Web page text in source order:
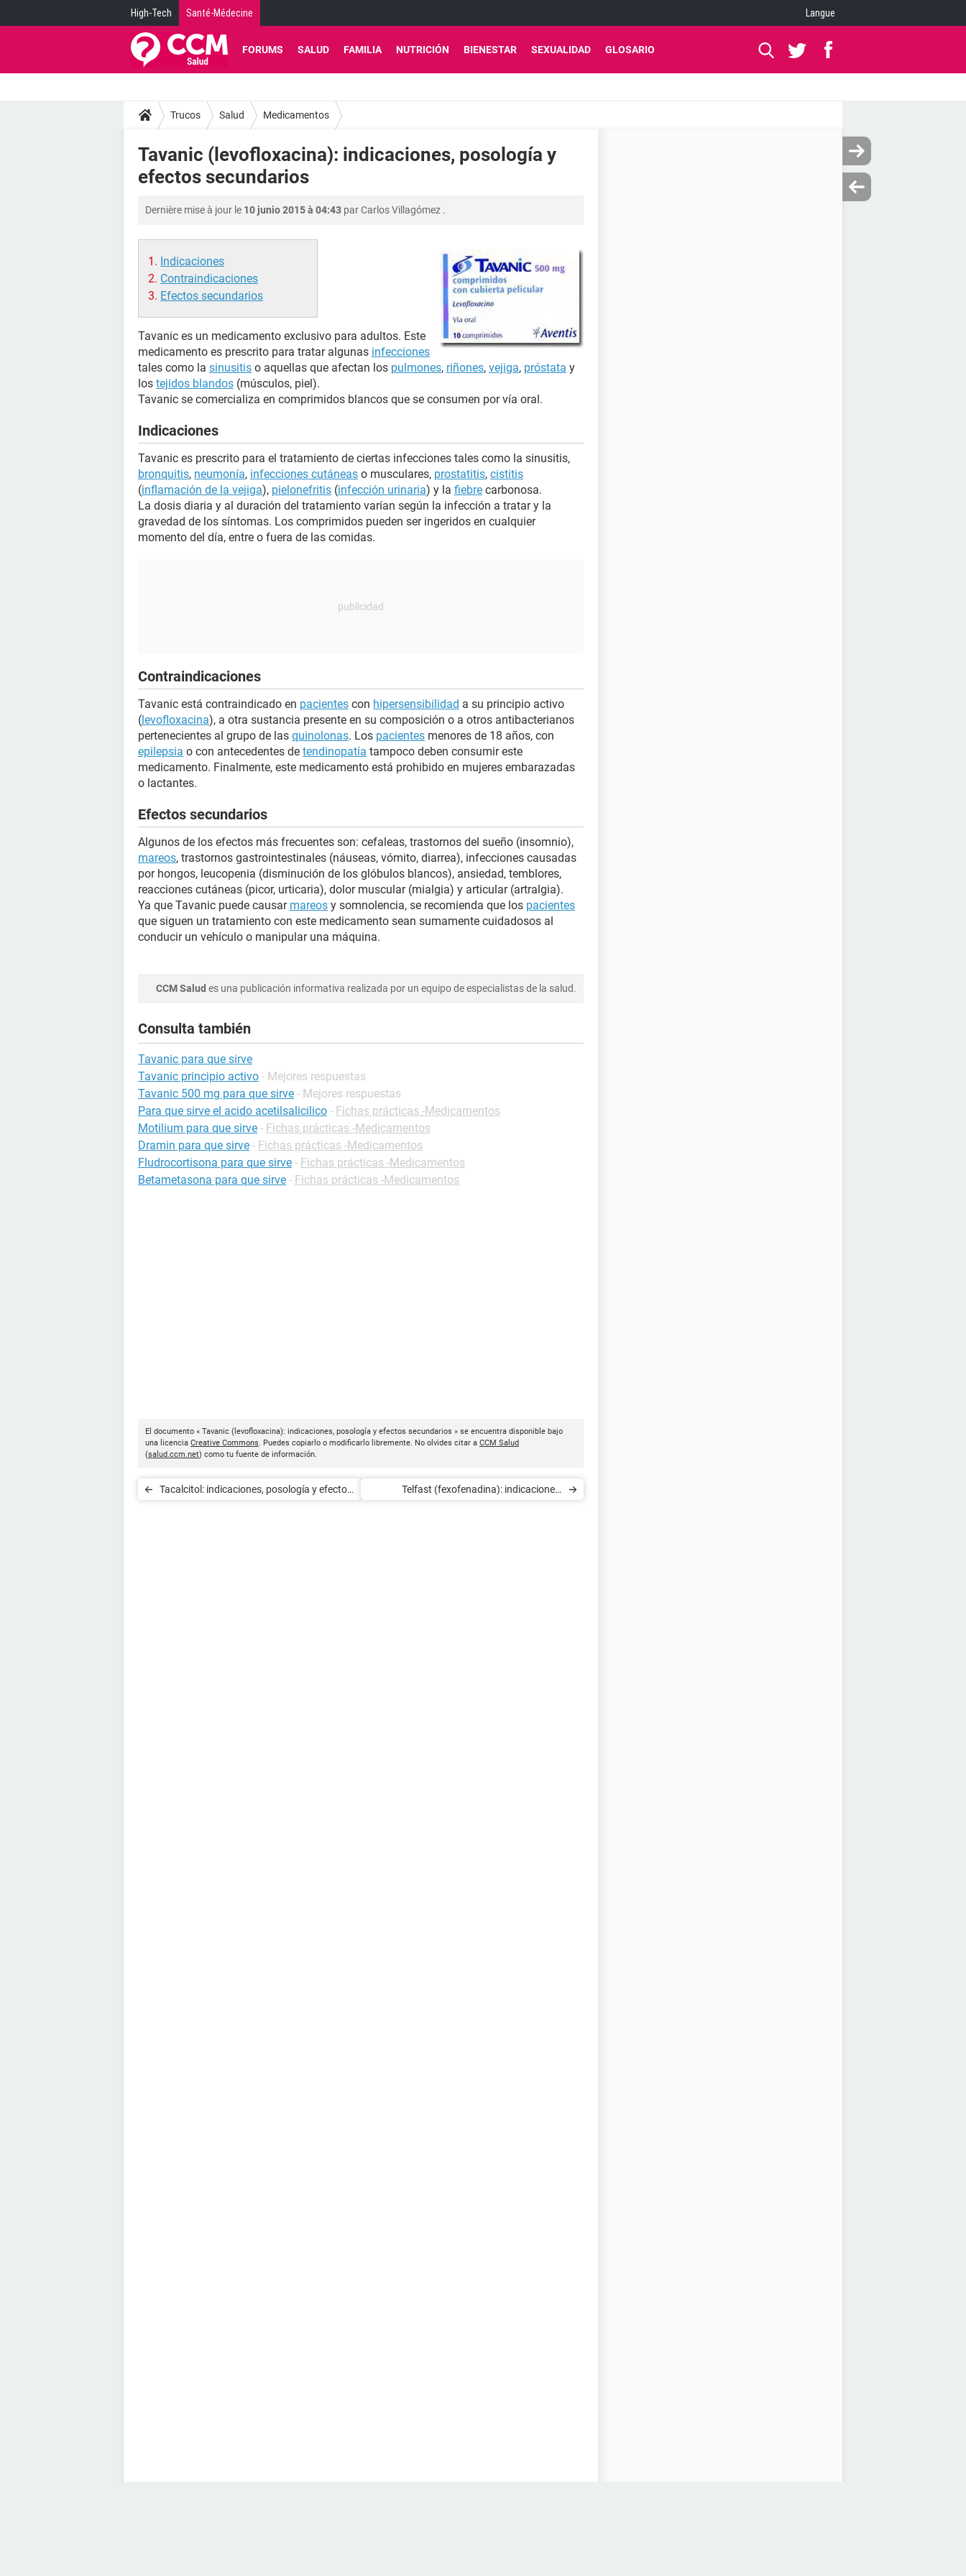
High-Tech Santé-Médecine Langue
FORUMS SALUD FAMILIA NUTRICIÓN BIENESTAR SEXUALIDAD GLOSARIO
Trucos Salud Medicamentos
Tavanic (levofloxacina): indicaciones, posología y
efectos secundarios
Dernière mise à jour le 10 junio 2015 à 04:43 parCarlos Villagómez .
Indicaciones
Contraindicaciones
Efectos secundarios
Tavanic es un medicamento exclusivo para adultos. Este
medicamento es prescrito para tratar algunas infecciones
tales como la sinusitis o aquellas que afectan los pulmones, riñones, vejiga, próstata y
los tejidos blandos (músculos, piel).
Tavanic se comercializa en comprimidos blancos que se consumen por vía oral.
Indicaciones
Tavanic es prescrito para el tratamiento de ciertas infecciones tales como la sinusitis,
bronquitis, neumonía, infecciones cutáneas o musculares, prostatitis, cistitis
(inflamación de la vejiga), pielonefritis (infección urinaria) y la fiebre carbonosa.
La dosis diaria y al duración del tratamiento varían según la infección a tratar y la
gravedad de los síntomas. Los comprimidos pueden ser ingeridos en cualquier
momento del día, entre o fuera de las comidas.
Contraindicaciones
Tavanic está contraindicado en pacientes con hipersensibilidad a su principio activo
(levofloxacina), a otra sustancia presente en su composición o a otros antibacterianos
pertenecientes al grupo de las quinolonas. Los pacientes menores de 18 años, con
epilepsia o con antecedentes de tendinopatía tampoco deben consumir este
medicamento. Finalmente, este medicamento está prohibido en mujeres embarazadas
o lactantes.
Efectos secundarios
Algunos de los efectos más frecuentes son: cefaleas, trastornos del sueño (insomnio),
mareos, trastornos gastrointestinales (náuseas, vómito, diarrea), infecciones causadas
por hongos, leucopenia (disminución de los glóbulos blancos), ansiedad, temblores,
reacciones cutáneas (picor, urticaria), dolor muscular (mialgia) y articular (artralgia).
Ya que Tavanic puede causar mareos y somnolencia, se recomienda que los pacientes
que siguen un tratamiento con este medicamento sean sumamente cuidadosos al
conducir un vehículo o manipular una máquina.
CCM Salud es una publicación informativa realizada por un equipo de especialistas de la salud.
Consulta también
Tavanic para que sirve
Tavanic principio activo - Mejores respuestas
Tavanic 500 mg para que sirve - Mejores respuestas
Para que sirve el acido acetilsalicilico - Fichas prácticas -Medicamentos
Motilium para que sirve - Fichas prácticas -Medicamentos
Dramin para que sirve - Fichas prácticas -Medicamentos
Fludrocortisona para que sirve - Fichas prácticas -Medicamentos
Betametasona para que sirve - Fichas prácticas -Medicamentos
El documento « Tavanic (levofloxacina): indicaciones, posología y efectos secundarios » se encuentra disponible bajo
una licencia Creative Commons. Puedes copiarlo o modificarlo libremente. No olvides citar a CCM Salud
(salud.ccm.net) como tu fuente de información.
Tacalcitol: indicaciones, posología y efectos
Telfast (fexofenadina): indicaciones,